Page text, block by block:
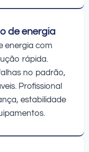
de energia
energia com
rápida.
no padrão,
Profissional
estabilidade